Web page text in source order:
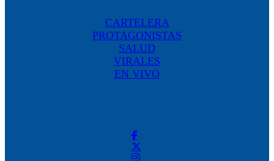
CARTELERA
PROTAGONISTAS
SALUD
VIRALES
EN VIVO